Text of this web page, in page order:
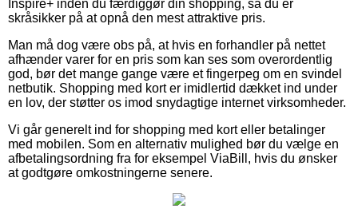
Inspire+ inden du færdiggør din shopping, så du er
skråsikker på at opnå den mest attraktive pris.
Man må dog være obs på, at hvis en forhandler på nettet
afhænder varer for en pris som kan ses som overordentlig
god, bør det mange gange være et fingerpeg om en svindel
netbutik. Shopping med kort er imidlertid dækket ind under
en lov, der støtter os imod snydagtige internet virksomheder.
Vi går generelt ind for shopping med kort eller betalinger
med mobilen. Som en alternativ mulighed bør du vælge en
afbetalingsordning fra for eksempel ViaBill, hvis du ønsker
at godtgøre omkostningerne senere.